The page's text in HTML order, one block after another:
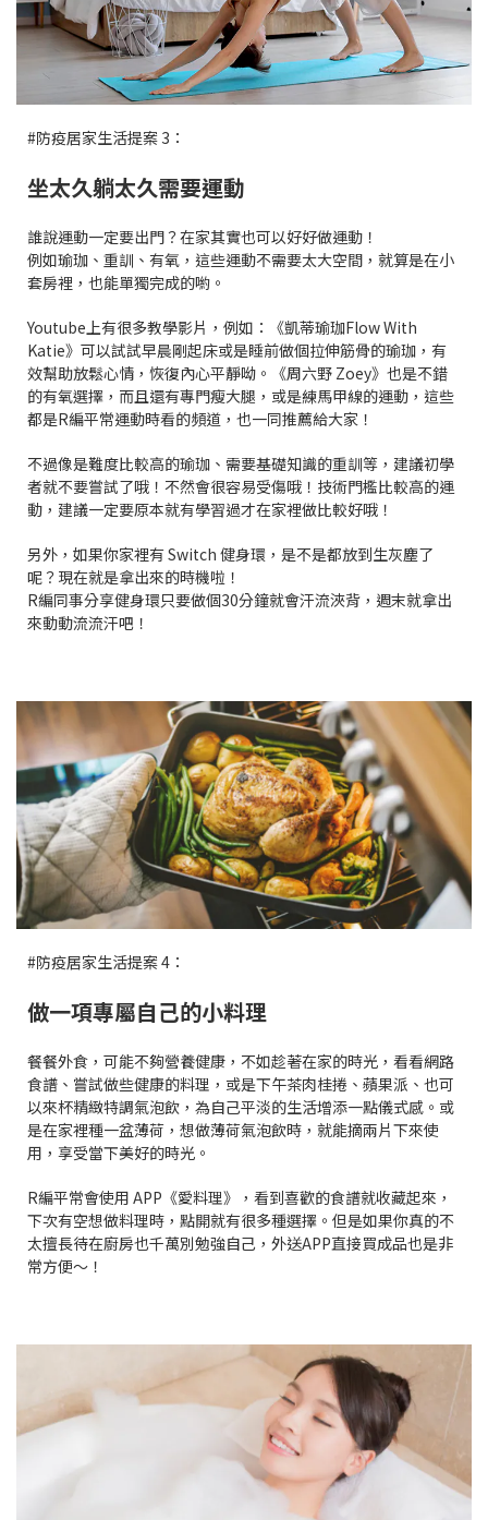
#防疫居家生活提案 3：
坐太久躺太久需要運動
誰說運動一定要出門？在家其實也可以好好做運動！
例如瑜珈、重訓、有氧，這些運動不需要太大空間，就算是在小
套房裡，也能單獨完成的喲。
Youtube上有很多教學影片，例如：《凱蒂瑜珈Flow With
Katie》可以試試早晨剛起床或是睡前做個拉伸筋骨的瑜珈，有
效幫助放鬆心情，恢復內心平靜呦。《周六野 Zoey》也是不錯
的有氧選擇，而且還有專門瘦大腿，或是練馬甲線的運動，這些
都是R編平常運動時看的頻道，也一同推薦給大家！
不過像是難度比較高的瑜珈、需要基礎知識的重訓等，建議初學
者就不要嘗試了哦！不然會很容易受傷哦！技術門檻比較高的運
動，建議一定要原本就有學習過才在家裡做比較好哦！
另外，如果你家裡有 Switch 健身環， 是不是都放到生灰塵了
呢？ 現在就是拿出來的時機啦！
R編同事分享健身環只要做個30分鐘就會汗流浹背，週末就拿出
來動動流流汗吧！
#防疫居家生活提案 4：
做一項專屬自己的小料理
餐餐外食，可能不夠營養健康，不如趁著在家的時光，看看網路
食譜、嘗試做些健康的料理，或是下午茶肉桂捲、蘋果派、也可
以來杯精緻特調氣泡飲，為自己平淡的生活增添一點儀式感。或
是在家裡種一盆薄荷，想做薄荷氣泡飲時，就能摘兩片下來使
用，享受當下美好的時光。
R編平常會使用 APP《愛料理》，看到喜歡的食譜就收藏起來，
下次有空想做料理時，點開就有很多種選擇。但是如果你真的不
太擅長待在廚房也千萬別勉強自己，外送APP直接買成品也是非
常方便～！